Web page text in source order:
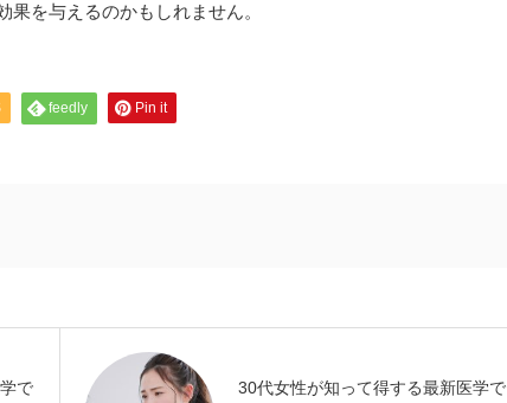
を与えるのかもしれません。
feedly Pin it
で
30代女性が知って得する最新医学で